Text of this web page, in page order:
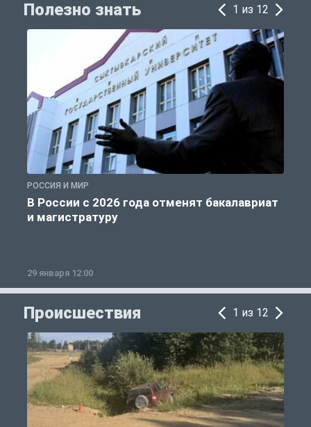
Полезно знать 1 из 12
РОССИЯ И МИР
В России с 2026 года отменят бакалавриат
и магистратуру
29 января 12:00
Происшествия 1 из 12